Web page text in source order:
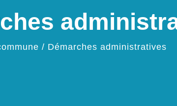
/ Démarches administratives